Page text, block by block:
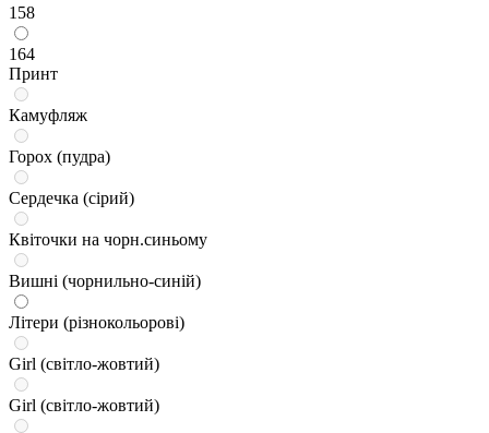
158
164
Принт
Камуфляж
Горох (пудра)
Сердечка (сірий)
Квіточки на чорн.синьому
Вишні (чорнильно-синій)
Літери (різнокольорові)
Girl (світло-жовтий)
Girl (світло-жовтий)